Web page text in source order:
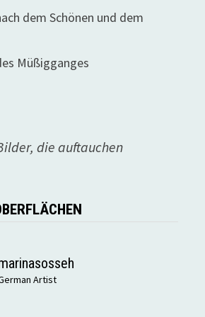
dem Schönen und dem
Müßigganges
die auftauchen
Artist